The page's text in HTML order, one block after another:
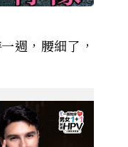
週，腰細了，